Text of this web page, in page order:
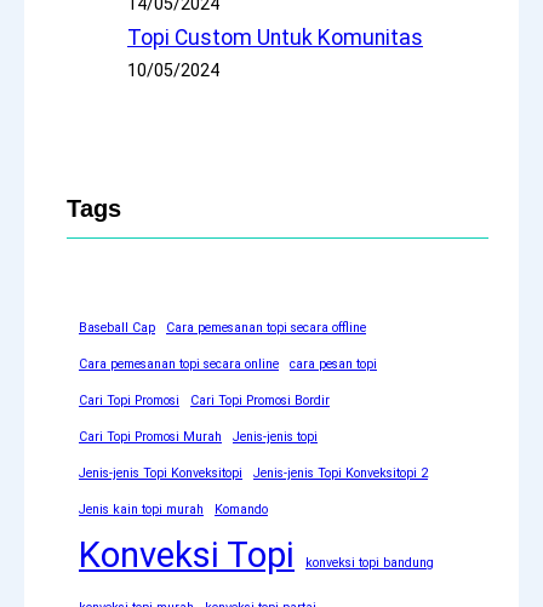
Topi Custom Untuk Komunitas
10/05/2024
Tags
Baseball Cap Cara pemesanan topi secara offline
Cara pemesanan topi secara online cara pesan topi
Cari Topi Promosi Cari Topi Promosi Bordir
Cari Topi Promosi Murah Jenis-jenis topi
Jenis-jenis Topi Konveksitopi Jenis-jenis Topi Konveksitopi 2
Jenis kain topi murah Komando
Konveksi Topi konveksi topi bandung